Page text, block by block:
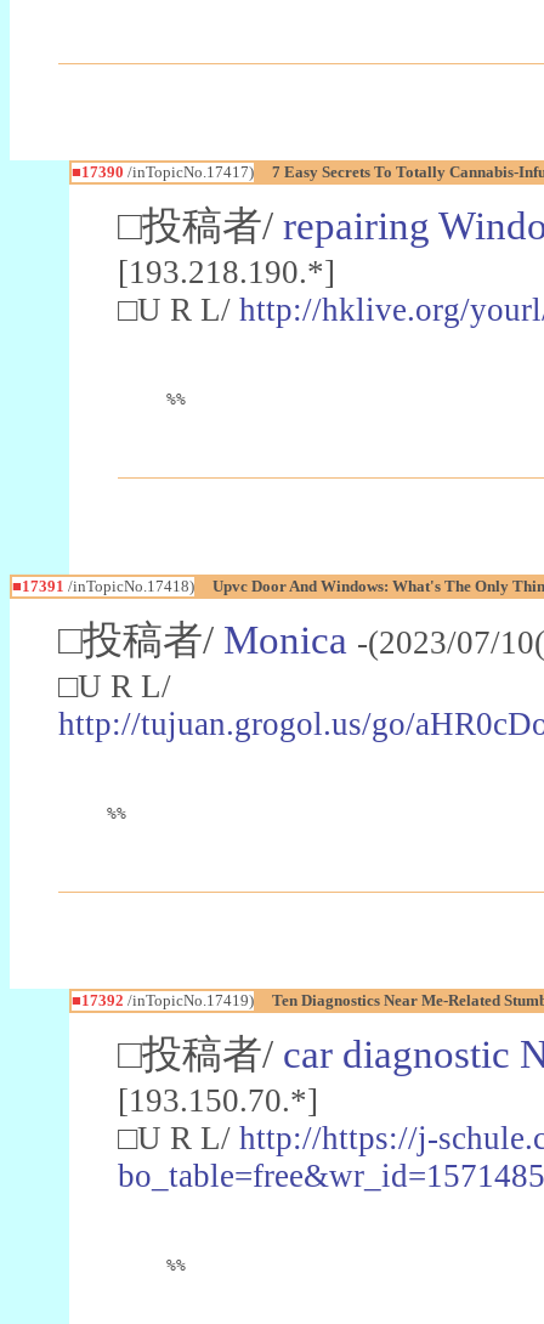
■17390 /inTopicNo.17417) 7 Easy Secrets To Totally Cannabis-
□投稿者/ repairing
[193.218.190.*]
□U R L/ http://hklive.org/
%%
■17391 /inTopicNo.17418) Upvc Door And Windows: What's The Only
□投稿者/ Monica -(2023/07/
□U R L/
http://tujuan.grogol.us/go/
%%
■17392 /inTopicNo.17419) Ten Diagnostics Near Me-Related
□投稿者/ car diagnostic
[193.150.70.*]
□U R L/ http://https://j-
bo_table=free&wr_id=1571485
%%